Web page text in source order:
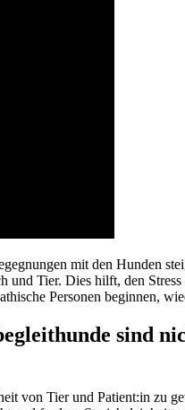
mit den Hunden
Tier. Dies hilft, den
Personen beginnen,
sind
von Tier und Patient:in zu